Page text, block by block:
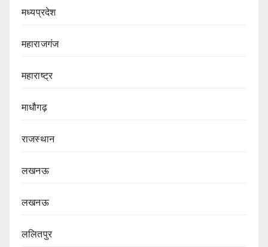
मध्यप्रदेश
महाराजगंज
महाराष्ट्र
माधौगढ़
राजस्थान
लखनऊ
लखनऊ
ललितपुर